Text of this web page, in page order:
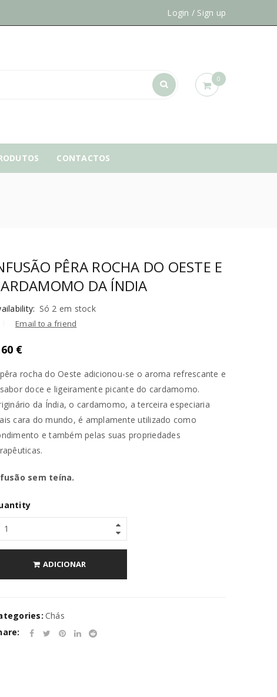
Login / Sign up
0
CONTACTOS
PÊRA ROCHA DO OESTE E
DA ÍNDIA
Só 2 em stock
Email to a friend
€
rocha do Oeste adicionou-se o aroma refrescante e
doce e ligeiramente picante do cardamomo.
da Índia, o cardamomo, a terceira especiaria
cara do mundo, é amplamente utilizado como
e também pelas suas propriedades
sem teína.
ADICIONAR
Chás